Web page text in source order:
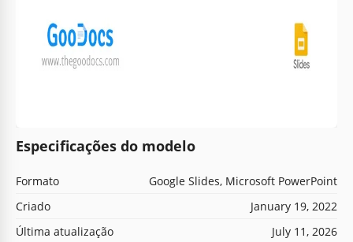
Especificações do modelo
Formato
Google Slides, Microsoft PowerPoint
Criado
January 19, 2022
Última atualização
July 11, 2026